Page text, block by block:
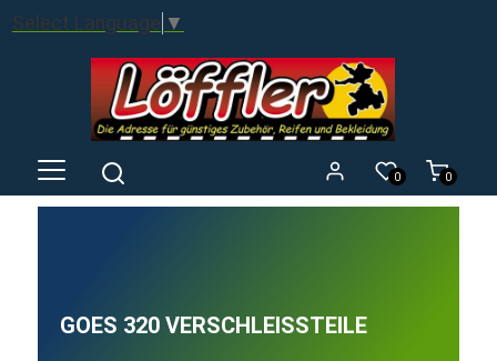
Select Language ▼
0
0
GOES 320 VERSCHLEISSTEILE